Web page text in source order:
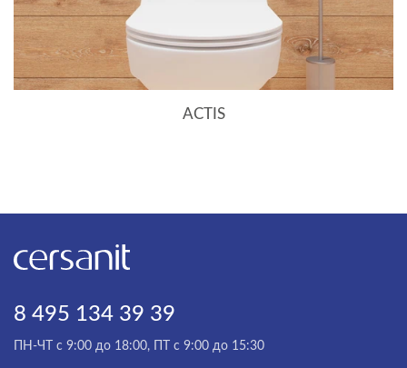
CALLA
CAMEO
CARI
CLASSIC
COLOUR
COMO
ACTIS
8 495 134 39 39
ПН-ЧТ с 9:00 до 18:00, ПТ с 9:00 до 15:30